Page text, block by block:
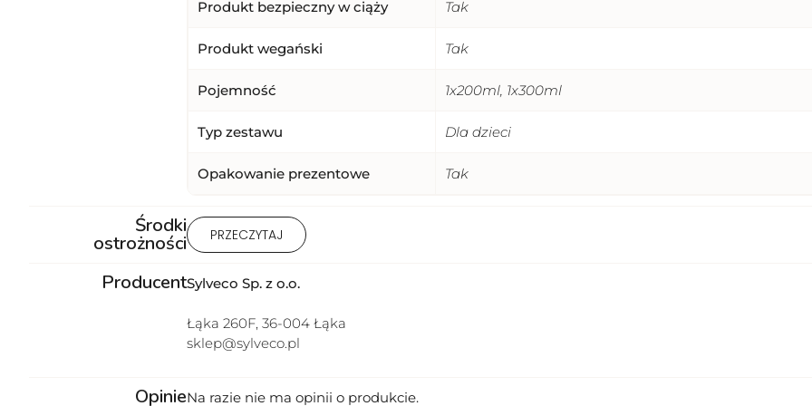
Produkt bezpieczny w ciąży Tak
Produkt wegański Tak
Pojemność 1x200ml, 1x300ml
Typ zestawu Dla dzieci
Opakowanie prezentowe Tak
Środki
ostrożności
1) Produkt wyłącznie do użytku zewnętrznego. 2 ) Stosować zgodnie z przeznaczeniem i
stosować na uszkodzoną lub podrażnioną skórę. 5) W przypadku wystąpienia podrażnienia
PRZECZYTAJ
ProducentSylveco Sp. z o.o.
Łąka 260F, 36-004 Łąka
sklep@sylveco.pl
OpinieNa razie nie ma opinii o produkcie.